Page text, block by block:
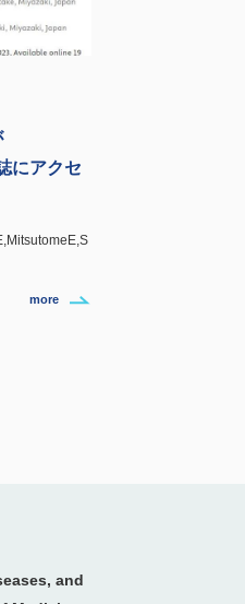
にアクセ
more
and